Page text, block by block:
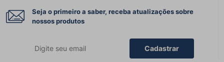
Seja o primeiro a saber, receba atualizações sobre
nossos produtos
Cadastrar